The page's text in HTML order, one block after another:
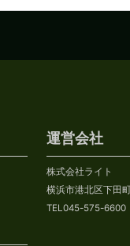
運営会社
株式会社ライト
横浜市港北区下田
TEL045-575-